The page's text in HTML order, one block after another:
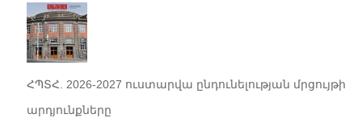
ՀՊՏՀ. 2026-2027 ուստարվա ընդունելության մրցույթի
արդյունքները